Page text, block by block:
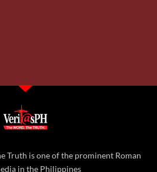
Truth is one of the prominent Roman
in the Philippines